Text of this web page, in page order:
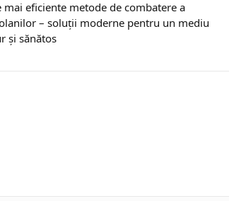
mai eficiente metode de combatere a
– soluții moderne pentru un mediu
și sănătos